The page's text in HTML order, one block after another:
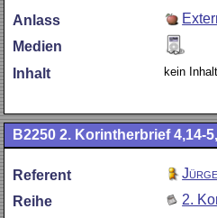
Anlass
Medien
Inhalt
kein Inhalt
B2250 2. Korintherbrief 4,14-
Referent
Reihe
2.